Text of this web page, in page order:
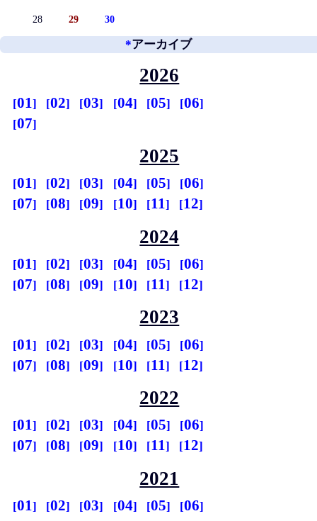
28 29 30
*アーカイブ
2026
01 02 03 04 05
06
07
2025
01 02 03 04 05
06
07
08 09 10 11 12
2024
01 02 03 04 05
06
07
08 09 10 11 12
2023
01 02 03 04 05
06
07
08 09 10 11 12
2022
01 02 03 04 05
06
07
08 09 10 11 12
2021
01 02 03 04 05
06